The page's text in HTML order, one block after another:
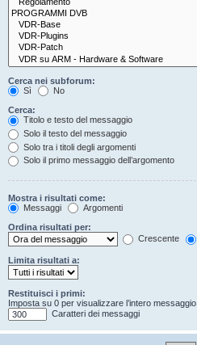
Cerca nei subforum:
Sì
No
Cerca:
Titolo e testo del messaggio
Solo il testo del messaggio
Solo tra i titoli degli argomenti
Solo il primo messaggio dell’argomento
Mostra i risultati come:
Messaggi
Argomenti
Ordina risultati per:
Crescente
Limita risultati a:
Restituisci i primi:
Imposta su 0 per visualizzare l’intero messaggio.
Caratteri dei messaggi